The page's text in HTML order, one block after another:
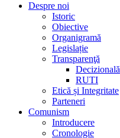
Despre noi
Istoric
Obiective
Organigramă
Legislație
Transparenţă
Decizională
RUTI
Etică și Integritate
Parteneri
Comunism
Introducere
Cronologie